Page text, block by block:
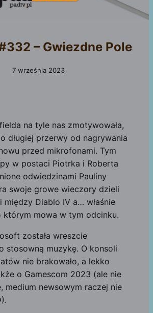
– Gwiezdne Pole
7 września 2023
na tyle nas zmotywowała,
długiej przerwy od nagrywania
przed mikrofonami. Tym
w postaci Piotrka i Roberta
odwiedzinami Pauliny
swoje growe wieczory dzieli
między Diablo IV a… właśnie
którym mowa w tym odcinku.
została wreszcie
stosowną muzykę. O konsoli
nie brakowało, a lekko
o Gamescom 2023 (ale nie
medium newsowym raczej nie